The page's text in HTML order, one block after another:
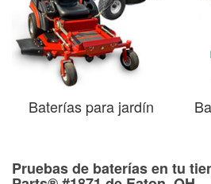
Baterías para jardín
Pruebas de baterías en tu